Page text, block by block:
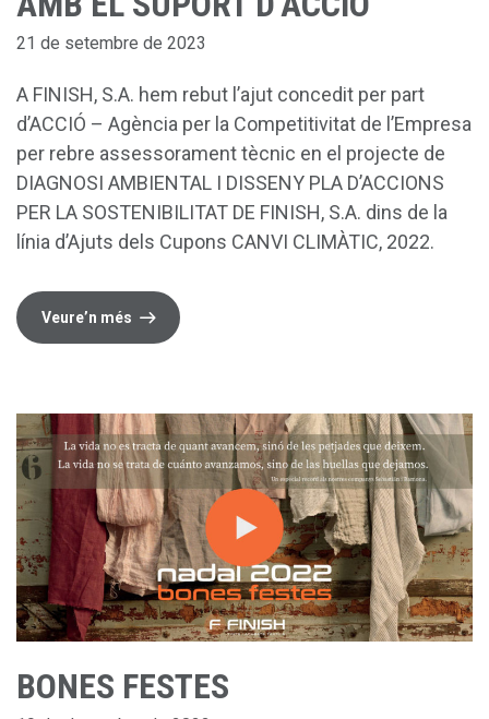
21 de setembre de 2023
A FINISH, S.A. hem rebut l’ajut concedit per part
d’ACCIÓ – Agència per la Competitivitat de l’Empresa
per rebre assessorament tècnic en el projecte de
DIAGNOSI AMBIENTAL I DISSENY PLA D’ACCIONS
PER LA SOSTENIBILITAT DE FINISH, S.A. dins de la
línia d’Ajuts dels Cupons CANVI CLIMÀTIC, 2022.
Veure’n més
BONES FESTES